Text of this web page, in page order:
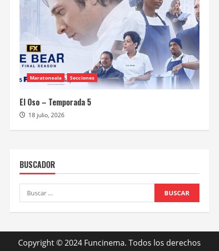
Maratoneala Secciones
El Oso – Temporada 5
18 julio, 2026
BUSCADOR
Buscar:
Copyright © 2024 Funcinema. Todos los derechos